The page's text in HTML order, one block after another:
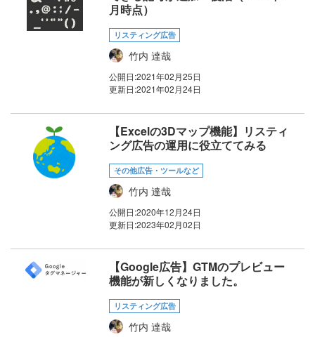
月時点）
リスティング広告
竹内 達哉
公開日:2021年02月25日
更新日:2021年02月24日
【Excelの3Dマップ機能】リスティ
ング広告の運用に役立ててみる
その他広告・ツールなど
竹内 達哉
公開日:2020年12月24日
更新日:2023年02月02日
【Google広告】GTMのプレビュー
機能が新しくなりました。
リスティング広告
竹内 達哉